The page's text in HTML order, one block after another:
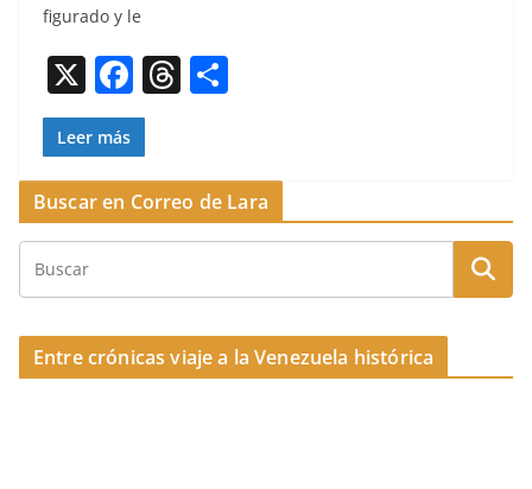
e
b
o
o
k
d
s
fig­u­ra­do y le
X F
a
c
e
b
o
k
T
a
d
p
ar
Leer más
Buscar en Correo de Lara
Entre crónicas viaje a la Venezuela histórica